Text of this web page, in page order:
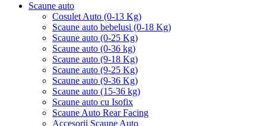
Scaune auto
Cosulet Auto (0-13 Kg)
Scaune auto bebelusi (0-18 Kg)
Scaune auto (0-25 Kg)
Scaune auto (0-36 kg)
Scaune auto (9-18 Kg)
Scaune auto (9-25 Kg)
Scaune auto (9-36 Kg)
Scaune auto (15-36 kg)
Scaune auto cu Isofix
Scaune Auto Rear Facing
Accesorii Scaune Auto